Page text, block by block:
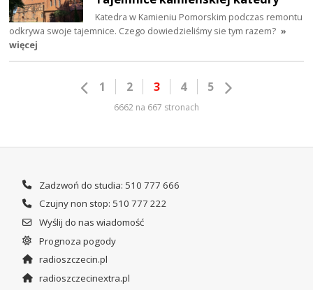
Katedra w Kamieniu Pomorskim podczas remontu
odkrywa swoje tajemnice. Czego dowiedzieliśmy sie tym razem? »
więcej
1 2 3 4 5
6662 na 667 stronach
Zadzwoń do studia: 510 777 666
Czujny non stop: 510 777 222
Wyślij do nas wiadomość
Prognoza pogody
radioszczecin.pl
radioszczecinextra.pl